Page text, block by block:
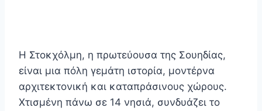
Η Στοκχόλμη, η πρωτεύουσα της Σουηδίας,
είναι μια πόλη γεμάτη ιστορία, μοντέρνα
αρχιτεκτονική και καταπράσινους χώρους.
Χτισμένη πάνω σε 14 νησιά, συνδυάζει το